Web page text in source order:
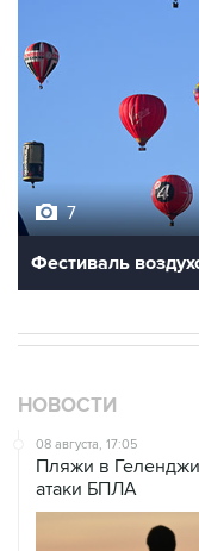
7
Фестиваль
НОВОСТИ
08 августа, 17:05
Пляжи в
атаки БПЛА